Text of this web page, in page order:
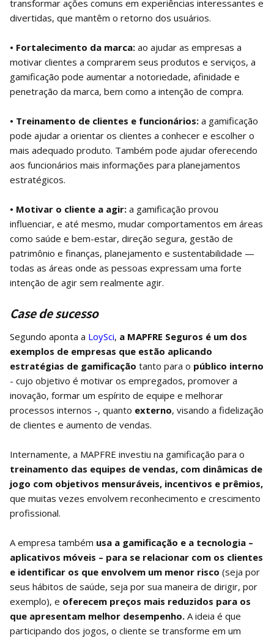
transformar ações comuns em experiências interessantes e
divertidas, que mantêm o retorno dos usuários.
• Fortalecimento da marca: ao ajudar as empresas a
motivar clientes a comprarem seus produtos e serviços, a
gamificação pode aumentar a notoriedade, afinidade e
penetração da marca, bem como a intenção de compra.
• Treinamento de clientes e funcionários: a gamificação
pode ajudar a orientar os clientes a conhecer e escolher o
mais adequado produto. Também pode ajudar oferecendo
aos funcionários mais informações para planejamentos
estratégicos.
• Motivar o cliente a agir: a gamificação provou
influenciar, e até mesmo, mudar comportamentos em áreas
como saúde e bem-estar, direção segura, gestão de
patrimônio e finanças, planejamento e sustentabilidade —
todas as áreas onde as pessoas expressam uma forte
intenção de agir sem realmente agir.
Case de sucesso
Segundo aponta a LoySci, a MAPFRE Seguros é um dos
exemplos de empresas que estão aplicando
estratégias de gamificação tanto para o público interno
- cujo objetivo é motivar os empregados, promover a
inovação, formar um espírito de equipe e melhorar
processos internos -, quanto externo, visando a fidelização
de clientes e aumento de vendas.
Internamente, a MAPFRE investiu na gamificação para o
treinamento das equipes de vendas, com dinâmicas de
jogo com objetivos mensuráveis, incentivos e prêmios,
que muitas vezes envolvem reconhecimento e crescimento
profissional.
A empresa também usa a gamificação e a tecnologia –
aplicativos móveis – para se relacionar com os clientes
e identificar os que envolvem um menor risco (seja por
seus hábitos de saúde, seja por sua maneira de dirigir, por
exemplo), e oferecem preços mais reduzidos para os
que apresentam melhor desempenho. A ideia é que
participando dos jogos, o cliente se transforme em um